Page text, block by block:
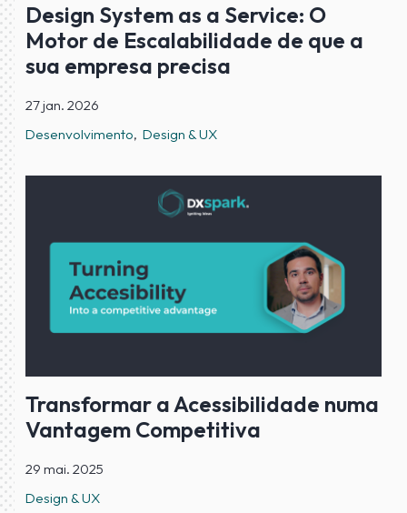
Design System as a Service: O
Motor de Escalabilidade de que a
sua empresa precisa
27 jan. 2026
Desenvolvimento Design & UX
Transformar a Acessibilidade numa
Vantagem Competitiva
29 mai. 2025
Design & UX